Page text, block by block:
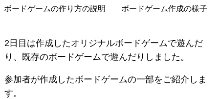
ボードゲームの作り方の説明 ボードゲーム作成の様子
2日目は作成したオリジナルボードゲームで遊んだ
り、既存のボードゲームで遊んだりしました。
参加者が作成したボードゲームの一部をご紹介しま
す。